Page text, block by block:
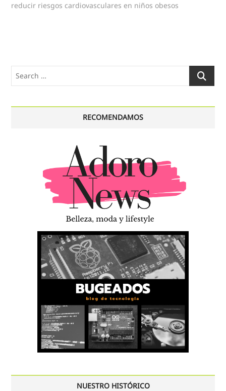
reducir riesgos cardiovasculares en niños obesos
Search
RECOMENDAMOS
NUESTRO HISTÓRICO